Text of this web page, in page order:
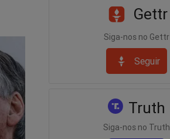
Gettr
Siga-nos no Gettr
Seguir
Truth
Siga-nos no Truth